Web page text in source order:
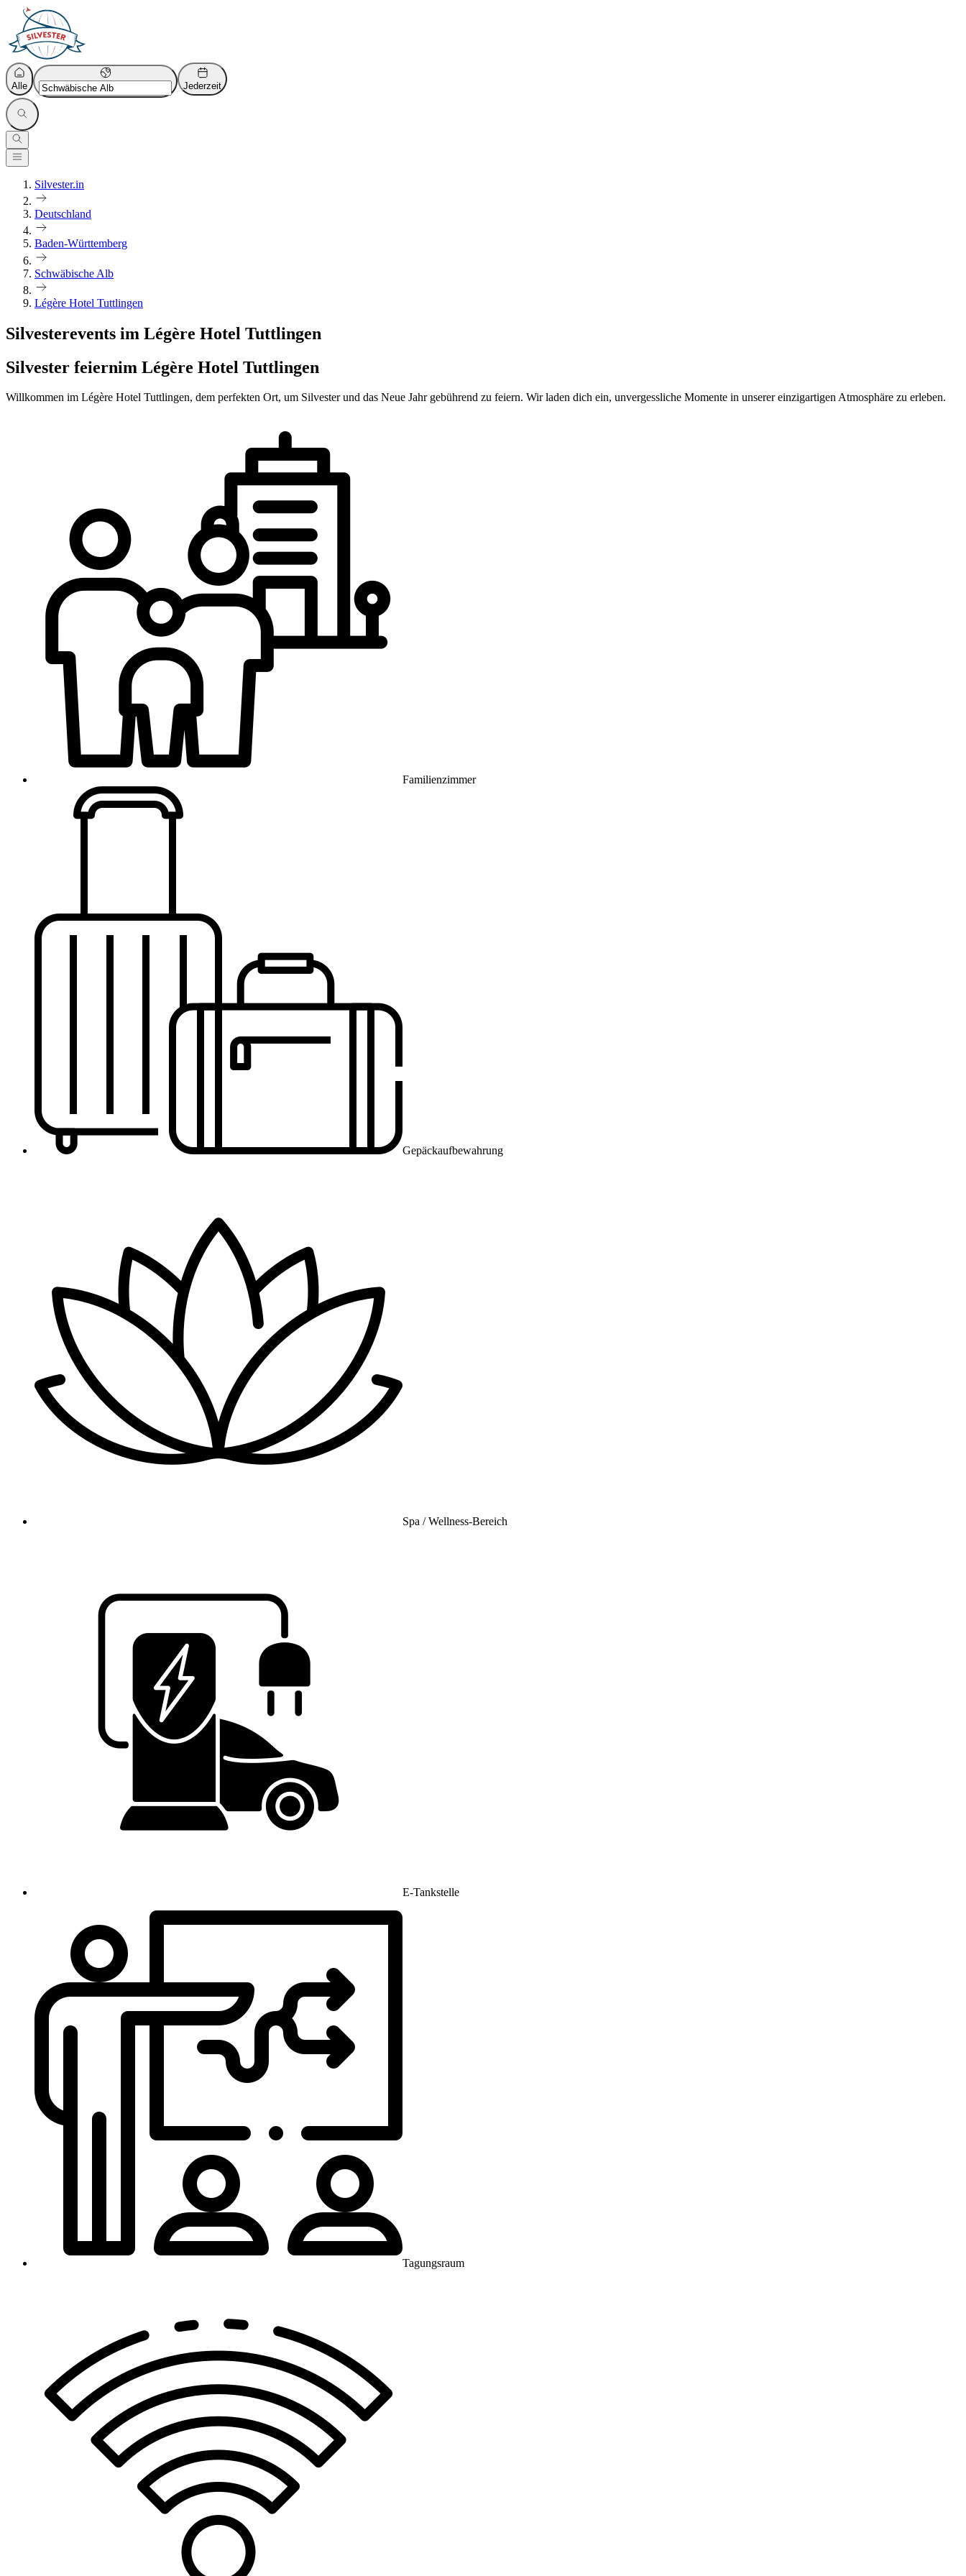
Alle Jederzeit
Silvester.in
Deutschland
Baden-Württemberg
Schwäbische Alb
Légère Hotel Tuttlingen
Silvesterevents im Légère Hotel Tuttlingen
Silvester feiernim Légère Hotel Tuttlingen
Willkommen im Légère Hotel Tuttlingen, dem perfekten Ort, um Silvester und das Neue Jahr gebührend zu feiern. Wir laden dich ein, unvergessliche Momente in unserer einzigartigen Atmosphäre zu erleben.
Familienzimmer
Gepäckaufbewahrung
Spa / Wellness-Bereich
E-Tankstelle
Tagungsraum